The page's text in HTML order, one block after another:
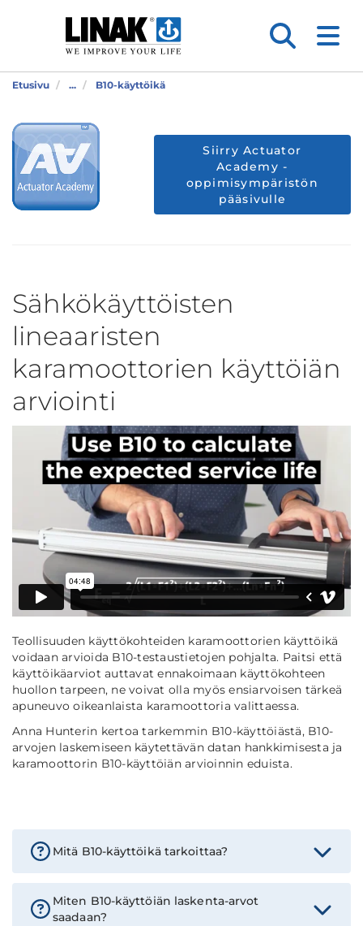
Etusivu ... B10-käyttöikä
Siirry Actuator
Academy -
oppimisympäristön
pääsivulle
Sähkökäyttöisten
lineaaristen
karamoottorien käyttöiän
arviointi
Teollisuuden käyttökohteiden karamoottorien käyttöikä
voidaan arvioida B10-testaustietojen pohjalta. Paitsi että
käyttöikäarviot auttavat ennakoimaan käyttökohteen
huollon tarpeen, ne voivat olla myös ensiarvoisen tärkeä
apuneuvo oikeanlaista karamoottoria valittaessa.
Anna Hunterin kertoa tarkemmin B10-käyttöiästä, B10-
arvojen laskemiseen käytettävän datan hankkimisesta ja
karamoottorin B10-käyttöiän arvioinnin eduista.
Mitä B10-käyttöikä tarkoittaa?
Miten B10-käyttöiän laskenta-arvot
saadaan?